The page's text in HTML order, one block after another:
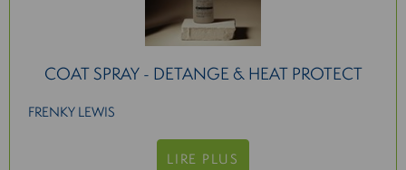
COAT SPRAY - DETANGE & HEAT PROTECT
FRENKY LEWIS
LIRE PLUS